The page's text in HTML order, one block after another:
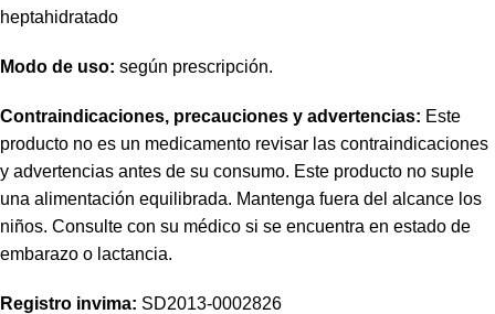
heptahidratado
Modo de uso: según prescripción.
Contraindicaciones, precauciones y advertencias: Este
producto no es un medicamento revisar las contraindicaciones
y advertencias antes de su consumo. Este producto no suple
una alimentación equilibrada. Mantenga fuera del alcance los
niños. Consulte con su médico si se encuentra en estado de
embarazo o lactancia.
Registro invima: SD2013-0002826